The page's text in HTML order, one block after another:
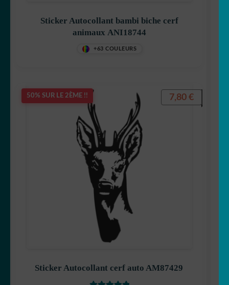
Sticker Autocollant bambi biche cerf
animaux ANI18744
+63 COULEURS
50% SUR LE 2ÈME !!
Sticker Autocollant cerf auto AM87429
7,80 €